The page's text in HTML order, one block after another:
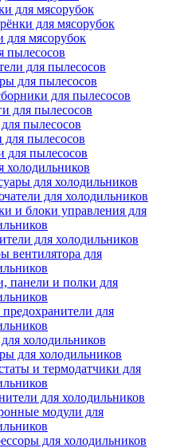
для мясорубок
для мясорубок
мясорубок
пылесосов
для пылесосов
для пылесосов
для пылесосов
для пылесосов
пылесосов
пылесосов
для пылесосов
холодильников
для холодильников
для холодильников
и блоки управления для
для холодильников
вентилятора для
панели и полки для
предохранители для
холодильников
для холодильников
и термодатчики для
для холодильников
модули для
для холодильников